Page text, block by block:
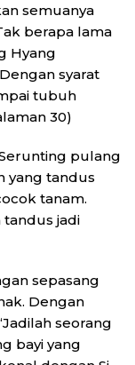
semuanya
berapa lama
Hyang
syarat
tubuh
30)
pulang
yang tandus
tanam.
tandus jadi
sepasang
Dengan
seorang
bayi yang